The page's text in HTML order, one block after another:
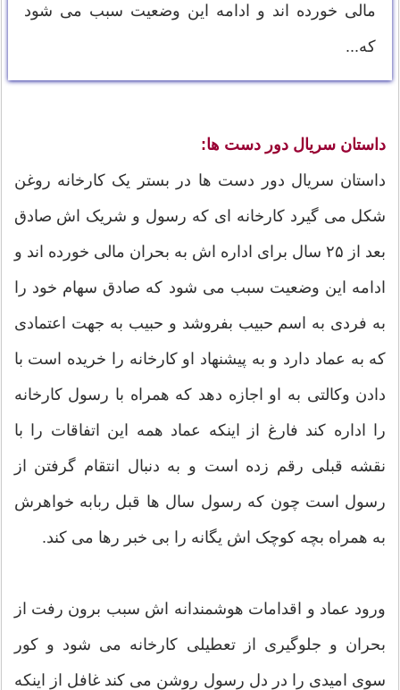
مالی خورده اند و ادامه این وضعیت سبب می شود
که...
داستان سریال دور دست ها:
داستان سریال دور دست ها در بستر یک کارخانه روغن
شکل می گیرد کارخانه ای که رسول و شریک اش صادق
بعد از ۲۵ سال برای اداره اش به بحران مالی خورده اند و
ادامه این وضعیت سبب می شود که صادق سهام خود را
به فردی به اسم حبیب بفروشد و حبیب به جهت اعتمادی
که به عماد دارد و به پیشنهاد او کارخانه را خریده است با
دادن وکالتی به او اجازه دهد که همراه با رسول کارخانه
را اداره کند فارغ از اینکه عماد همه این اتفاقات را با
نقشه قبلی رقم زده است و به دنبال انتقام گرفتن از
رسول است چون که رسول سال ها قبل ربابه خواهرش
به همراه بچه کوچک اش یگانه را بی خبر رها می کند.
ورود عماد و اقدامات هوشمندانه اش سبب برون رفت از
بحران و جلوگیری از تعطیلی کارخانه می شود و کور
سوی امیدی را در دل رسول روشن می کند غافل از اینکه